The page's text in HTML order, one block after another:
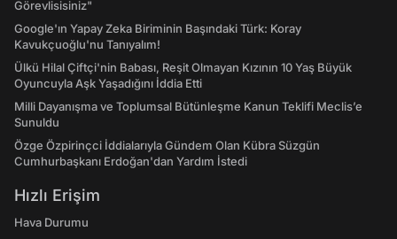
Görevlisisiniz"
Google'ın Yapay Zeka Biriminin Başındaki Türk: Koray
Kavukçuoğlu'nu Tanıyalım!
Ülkü Hilal Çiftçi'nin Babası, Reşit Olmayan Kızının 10 Yaş Büyük
Oyuncuyla Aşk Yaşadığını İddia Etti
Milli Dayanışma ve Toplumsal Bütünleşme Kanun Teklifi Meclis’e
Sunuldu
Özge Özpirinçci İddialarıyla Gündem Olan Kübra Süzgün
Cumhurbaşkanı Erdoğan'dan Yardım İstedi
Hızlı Erişim
Hava Durumu